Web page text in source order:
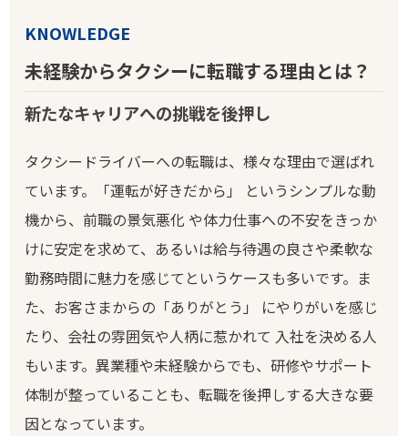
KNOWLEDGE
未経験からタクシーに転職する理由とは？
新たなキャリアへの挑戦を後押し
タクシードライバーへの転職は、様々な理由で選ばれ
ています。「運転が好きだから」 というシンプルな動
機から、前職の景気悪化 や体力仕事への不安をきっか
けに安定を求めて、あるいは給与待遇の良さや柔軟な
勤務時間に魅力を感じてというケースも多いです。ま
た、お客さまからの「ありがとう」 にやりがいを感じ
たり、会社の雰囲気や人柄に惹かれて 入社を決める人
もいます。異業種や未経験からでも、研修やサポート
体制が整っていることも、転職を後押しする大きな要
因となっています。